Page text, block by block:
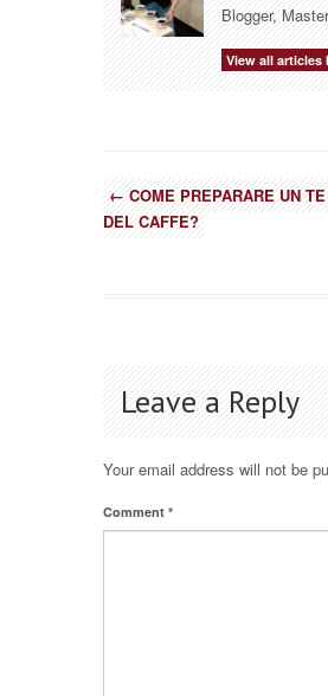
Blogger,
View all articles
←COME PREPARARE UN
DEL CAFFE?
Leave a Reply
Your email address will not be
Comment *